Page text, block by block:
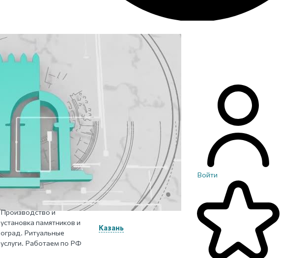
Производство и
установка памятников и
оград. Ритуальные
услуги. Работаем по РФ
Казань
Войти